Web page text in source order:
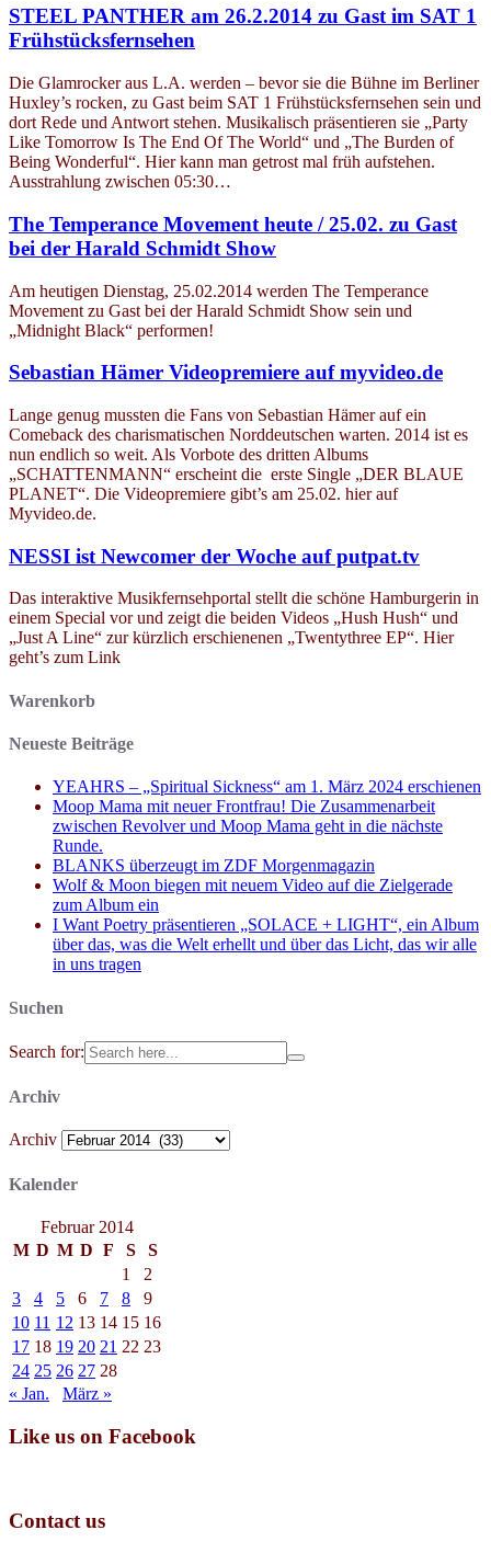
STEEL PANTHER am 26.2.2014 zu Gast im SAT 1
Frühstücksfernsehen
Die Glamrocker aus L.A. werden – bevor sie die Bühne im Berliner
Huxley’s rocken, zu Gast beim SAT 1 Frühstücksfernsehen sein und
dort Rede und Antwort stehen. Musikalisch präsentieren sie „Party
Like Tomorrow Is The End Of The World“ und „The Burden of
Being Wonderful“. Hier kann man getrost mal früh aufstehen.
Ausstrahlung zwischen 05:30…
The Temperance Movement heute / 25.02. zu Gast
bei der Harald Schmidt Show
Am heutigen Dienstag, 25.02.2014 werden The Temperance
Movement zu Gast bei der Harald Schmidt Show sein und
„Midnight Black“ performen!
Sebastian Hämer Videopremiere auf myvideo.de
Lange genug mussten die Fans von Sebastian Hämer auf ein
Comeback des charismatischen Norddeutschen warten. 2014 ist es
nun endlich so weit. Als Vorbote des dritten Albums
„SCHATTENMANN“ erscheint die erste Single „DER BLAUE
PLANET“. Die Videopremiere gibt’s am 25.02. hier auf
Myvideo.de.
NESSI ist Newcomer der Woche auf putpat.tv
Das interaktive Musikfernsehportal stellt die schöne Hamburgerin in
einem Special vor und zeigt die beiden Videos „Hush Hush“ und
„Just A Line“ zur kürzlich erschienenen „Twentythree EP“. Hier
geht’s zum Link
Warenkorb
Neueste Beiträge
YEAHRS – „Spiritual Sickness“ am 1. März 2024 erschienen
Moop Mama mit neuer Frontfrau! Die Zusammenarbeit
zwischen Revolver und Moop Mama geht in die nächste
Runde.
BLANKS überzeugt im ZDF Morgenmagazin
Wolf & Moon biegen mit neuem Video auf die Zielgerade
zum Album ein
I Want Poetry präsentieren „SOLACE + LIGHT“, ein Album
über das, was die Welt erhellt und über das Licht, das wir alle
in uns tragen
Suchen
Search for:
Archiv
Archiv
Kalender
Februar 2014
M D M D F S
S
1
2
3
4 5 6 7 8
9
10 11 12 13 14 15 16
17 18 19 20 21 22 23
24 25 26 27 28
« Jan.
März »
Like us on Facebook
Contact us